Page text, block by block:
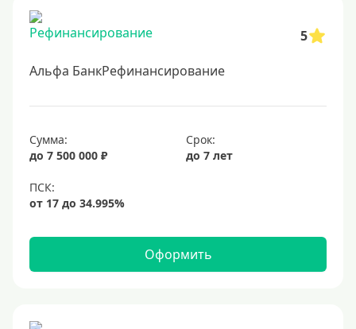
5
Альфа БанкРефинансирование
Сумма:
до 7 500 000 ₽
Срок:
до 7 лет
Оформить